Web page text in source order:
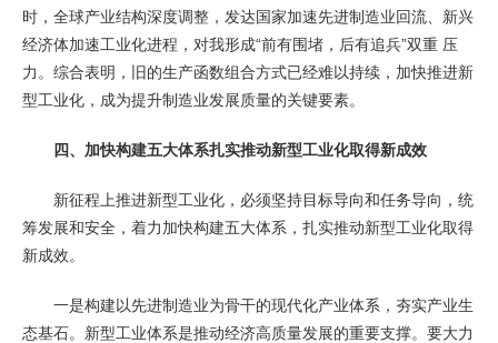
时，全球产业结构深度调整，发达国家加速先进制造业回流、新兴
经济体加速工业化进程，对我形成“前有围堵，后有追兵”双重 压
力。综合表明，旧的生产函数组合方式已经难以持续，加快推进新
型工业化，成为提升制造业发展质量的关键要素。
四、加快构建五大体系扎实推动新型工业化取得新成效
新征程上推进新型工业化，必须坚持目标导向和任务导向，统
筹发展和安全，着力加快构建五大体系，扎实推动新型工业化取得
新成效。
一是构建以先进制造业为骨干的现代化产业体系，夯实产业生
态基石。新型工业体系是推动经济高质量发展的重要支撑。要大力